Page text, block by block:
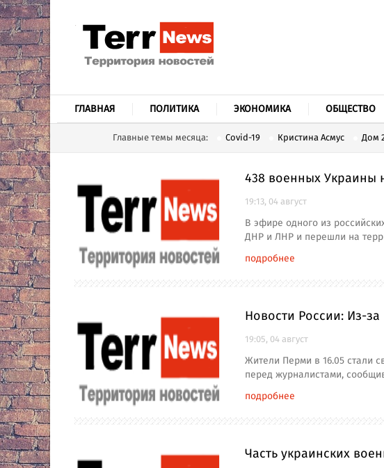
ГЛАВНАЯ ПОЛИТИКА ЭКОНОМИКА ОБЩЕСТВО
Главные темы месяца: Covid-19 Кристина Асмус Дом
438 военных
19:13, 04 август
В эфире одного из
ДНР и ЛНР и перешли на
подробнее
Новости России: Из-
19:05, 04 август
Жители Перми в 16.05 стали
перед журналистами,
подробнее
Часть украинских